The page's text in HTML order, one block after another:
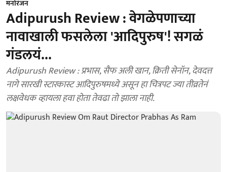
मनोरंजन
Adipurush Review : वेगळेपणाच्या
नावाखाली फसलेला 'आदिपुरुष'! सगळं
गंडलयं...
Adipurush Review : प्रभास, सैफ अली खान, क्रिती सेनॉन, देवदत्त
नागे सारखी स्टारकास्ट आदिपुरुषमध्ये असून हा चित्रपट ज्या तीव्रतेनं
लक्षवेधक व्हायला हवा होता तेवढा तो झाला नाही.